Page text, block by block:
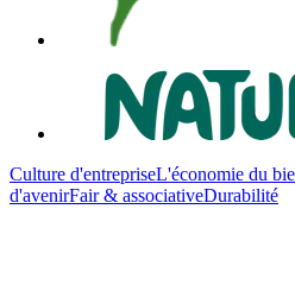
Culture d'entrepriseL'économie du
d'avenirFair & associativeDurabilité